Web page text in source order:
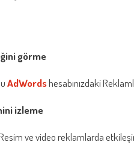
görme
AdWordshesabınızdaki
izleme
ve video reklamlarda